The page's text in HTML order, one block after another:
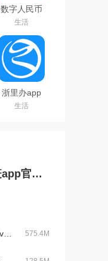
数字人民币
试点版官方
app安卓版
生活
浙里办app
官方下载
2026手机版
生活
天津数字防疫app官方版下载安装2023最新版本v1.1.10官方版
575.4M